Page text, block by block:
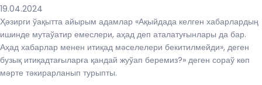
19.04.2024
Ҳәзирги ўақытта айырым адамлар «Ақыйдада келген хабарлардың
ишинде мутаўатир емеслери, аҳад деп аталатуғынлары да бар.
Аҳад хабарлар менен итиқад мәселелери бекитилмейди», деген
бузық итиқадтағыларға қандай жуўап беремиз?» деген сораў көп
мәрте тәкирарланып турыпты.